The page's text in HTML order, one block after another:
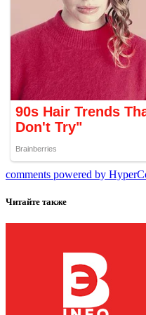
comments powered by
Читайте также